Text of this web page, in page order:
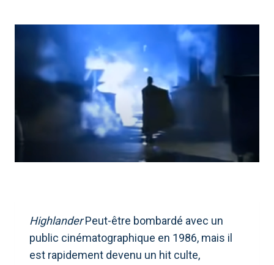
HighlanderPeut-être bombardé avec un
public cinématographique en 1986, mais il
est rapidement devenu un hit culte,